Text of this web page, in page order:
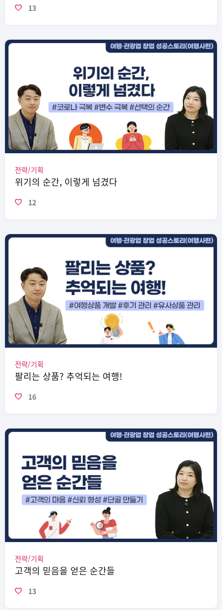
13
전략/기획
위기의 순간, 이렇게 넘겼다
12
전략/기획
팔리는 상품? 추억되는 여행!
16
전략/기획
고객의 믿음을 얻은 순간들
13